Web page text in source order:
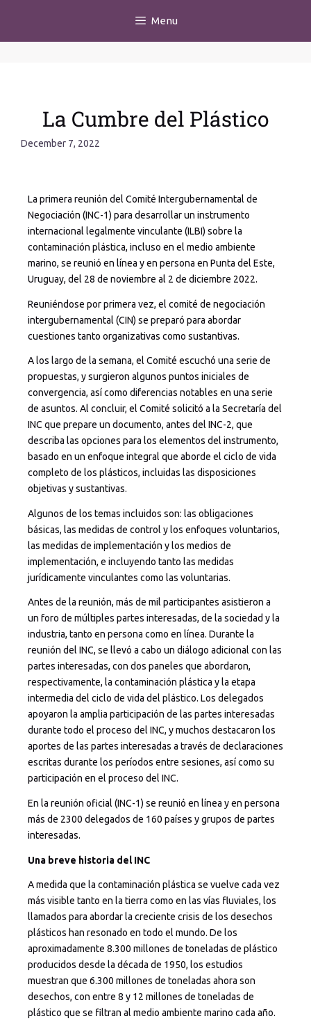
Menu
La Cumbre del Plástico
December 7, 2022
La primera reunión del Comité Intergubernamental de
Negociación (INC-1) para desarrollar un instrumento
internacional legalmente vinculante (ILBI) sobre la
contaminación plástica, incluso en el medio ambiente
marino, se reunió en línea y en persona en Punta del Este,
Uruguay, del 28 de noviembre al 2 de diciembre 2022.
Reuniéndose por primera vez, el comité de negociación
intergubernamental (CIN) se preparó para abordar
cuestiones tanto organizativas como sustantivas.
A los largo de la semana, el Comité escuchó una serie de
propuestas, y surgieron algunos puntos iniciales de
convergencia, así como diferencias notables en una serie
de asuntos. Al concluir, el Comité solicitó a la Secretaría del
INC que prepare un documento, antes del INC-2, que
describa las opciones para los elementos del instrumento,
basado en un enfoque integral que aborde el ciclo de vida
completo de los plásticos, incluidas las disposiciones
objetivas y sustantivas.
Algunos de los temas incluidos son: las obligaciones
básicas, las medidas de control y los enfoques voluntarios,
las medidas de implementación y los medios de
implementación, e incluyendo tanto las medidas
jurídicamente vinculantes como las voluntarias.
Antes de la reunión, más de mil participantes asistieron a
un foro de múltiples partes interesadas, de la sociedad y la
industria, tanto en persona como en línea. Durante la
reunión del INC, se llevó a cabo un diálogo adicional con las
partes interesadas, con dos paneles que abordaron,
respectivamente, la contaminación plástica y la etapa
intermedia del ciclo de vida del plástico. Los delegados
apoyaron la amplia participación de las partes interesadas
durante todo el proceso del INC, y muchos destacaron los
aportes de las partes interesadas a través de declaraciones
escritas durante los períodos entre sesiones, así como su
participación en el proceso del INC.
En la reunión oficial (INC-1) se reunió en línea y en persona
más de 2300 delegados de 160 países y grupos de partes
interesadas.
Una breve historia del INC
A medida que la contaminación plástica se vuelve cada vez
más visible tanto en la tierra como en las vías fluviales, los
llamados para abordar la creciente crisis de los desechos
plásticos han resonado en todo el mundo. De los
aproximadamente 8.300 millones de toneladas de plástico
producidos desde la década de 1950, los estudios
muestran que 6.300 millones de toneladas ahora son
desechos, con entre 8 y 12 millones de toneladas de
plástico que se filtran al medio ambiente marino cada año.